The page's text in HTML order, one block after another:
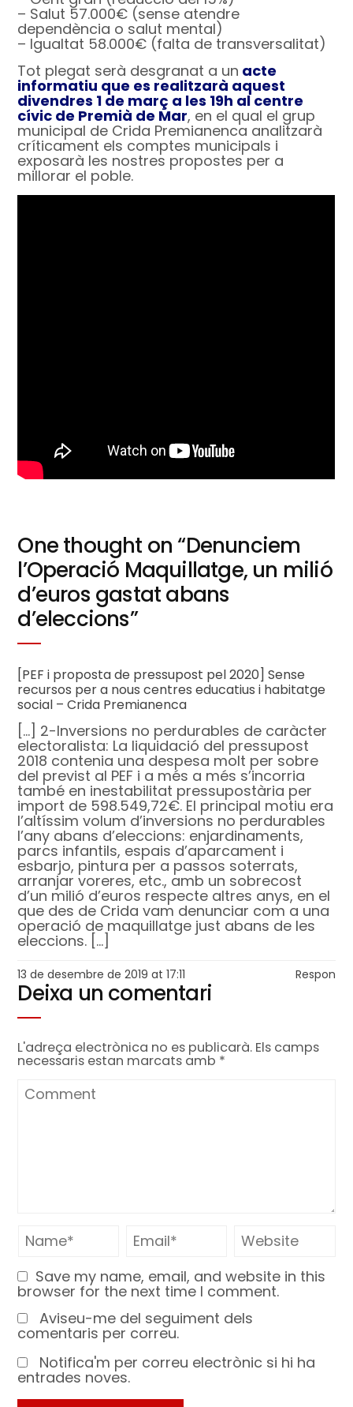
– Salut 57.000€ (sense atendre
dependència o salut mental)
– Igualtat 58.000€ (falta de transversalitat)
Tot plegat serà desgranat a un acte
informatiu que es realitzarà aquest
divendres 1 de març a les 19h al centre
cívic de Premià de Mar, en el qual el grup
municipal de Crida Premianenca analitzarà
críticament els comptes municipals i
exposarà les nostres propostes per a
millorar el poble.
One thought on “Denunciem
l’Operació Maquillatge, un milió
d’euros gastat abans
d’eleccions”
[PEF i proposta de pressupost pel 2020] Sense
recursos per a nous centres educatius i habitatge
social – Crida Premianenca
[…] 2-Inversions no perdurables de caràcter
electoralista: La liquidació del pressupost
2018 contenia una despesa molt per sobre
del previst al PEF i a més a més s’incorria
també en inestabilitat pressupostària per
import de 598.549,72€. El principal motiu era
l’altíssim volum d’inversions no perdurables
l’any abans d’eleccions: enjardinaments,
parcs infantils, espais d’aparcament i
esbarjo, pintura per a passos soterrats,
arranjar voreres, etc., amb un sobrecost
d’un milió d’euros respecte altres anys, en el
que des de Crida vam denunciar com a una
operació de maquillatge just abans de les
eleccions. […]
13 de desembre de 2019 at 17:11 Respon
Deixa un comentari
L'adreça electrònica no es publicarà. Els camps
necessaris estan marcats amb *
Save my name, email, and website in this
browser for the next time I comment.
Aviseu-me del seguiment dels
comentaris per correu.
Notifica'm per correu electrònic si hi ha
entrades noves.